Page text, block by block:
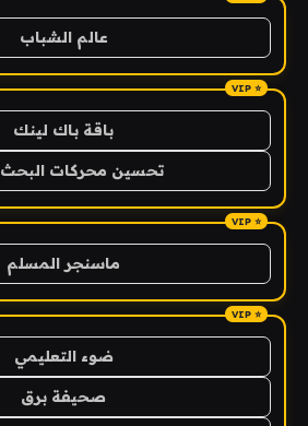
عالم الشباب
باقة باك لينك
تحسين محركات البحث SEO
ماسنجر المسلم
ضوء التعليمي
صحيفة برق